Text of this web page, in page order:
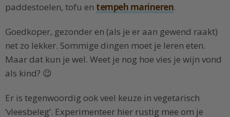
paddestoelen, tofu en tempeh marineren.
Goedkoper, gezonder en (als je er aan gewend raakt)
net zo lekker. Sommige dingen moet je leren eten.
Maar dat kun je wel. Weet je nog hoe vies je wijn vond
als kind? 😉
Er is tegenwoordig ook veel keuze in vegetarisch
‘vleesbeleg’. Experimenteer hier rustig mee om je